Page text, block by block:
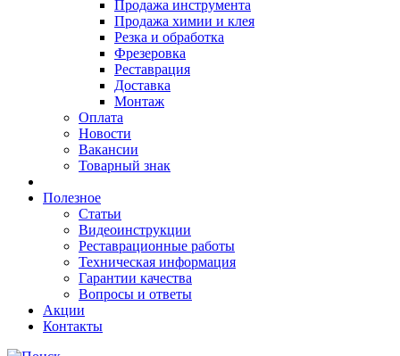
Продажа инструмента
Продажа химии и клея
Резка и обработка
Фрезеровка
Реставрация
Доставка
Монтаж
Оплата
Новости
Вакансии
Товарный знак
Полезное
Статьи
Видеоинструкции
Реставрационные работы
Техническая информация
Гарантии качества
Вопросы и ответы
Акции
Контакты